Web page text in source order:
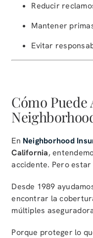
Reducir
Mantener
Evitar
Cómo Puede
En Neighborhood
California,
accidente. Pero
Desde 1989
encontrar la
múltiples
Porque proteger lo